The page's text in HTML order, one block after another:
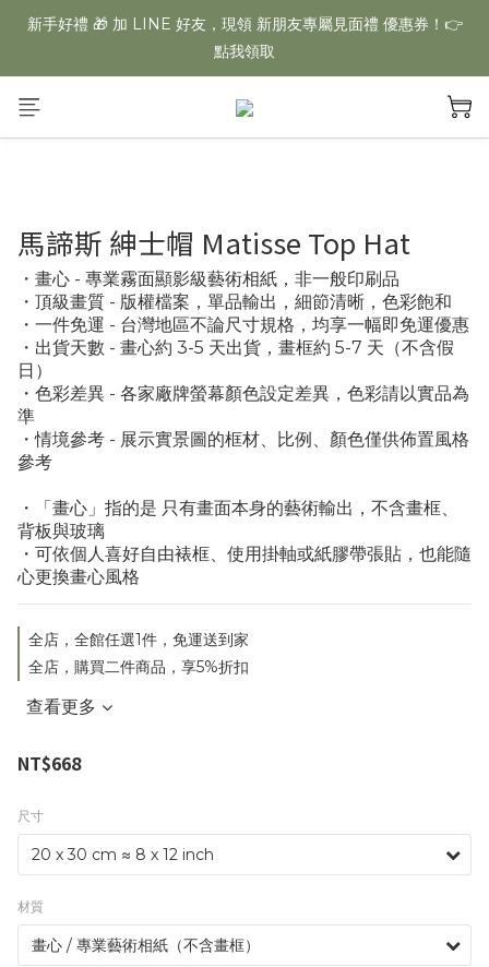
【夏日美學慶典】全館不限金額「一件免運」再享多件專屬折扣
新手好禮 🎁 加 LINE 好友，現領 新朋友專屬見面禮 優惠券！👉
點我領取
【夏日美學慶典】全館不限金額「一件免運」再享多件專屬折扣
馬諦斯 紳士帽 Matisse Top Hat
・畫心 - 專業霧面顯影級藝術相紙，非一般印刷品
・頂級畫質 - 版權檔案，單品輸出，細節清晰，色彩飽和
・一件免運 - 台灣地區不論尺寸規格，均享一幅即免運優惠
・出貨天數 - 畫心約 3-5 天出貨，畫框約 5-7 天（不含假
日）
・色彩差異 - 各家廠牌螢幕顏色設定差異，色彩請以實品為
準
・情境參考 - 展示實景圖的框材、比例、顏色僅供佈置風格
參考
・「畫心」指的是 只有畫面本身的藝術輸出，不含畫框、
背板與玻璃
・可依個人喜好自由裱框、使用掛軸或紙膠帶張貼，也能隨
心更換畫心風格
全店，全館任選1件，免運送到家
全店，購買二件商品，享5%折扣
查看更多
NT$668
尺寸
材質